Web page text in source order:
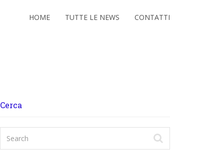
HOME TUTTE LE NEWS CONTATTI
Cerca